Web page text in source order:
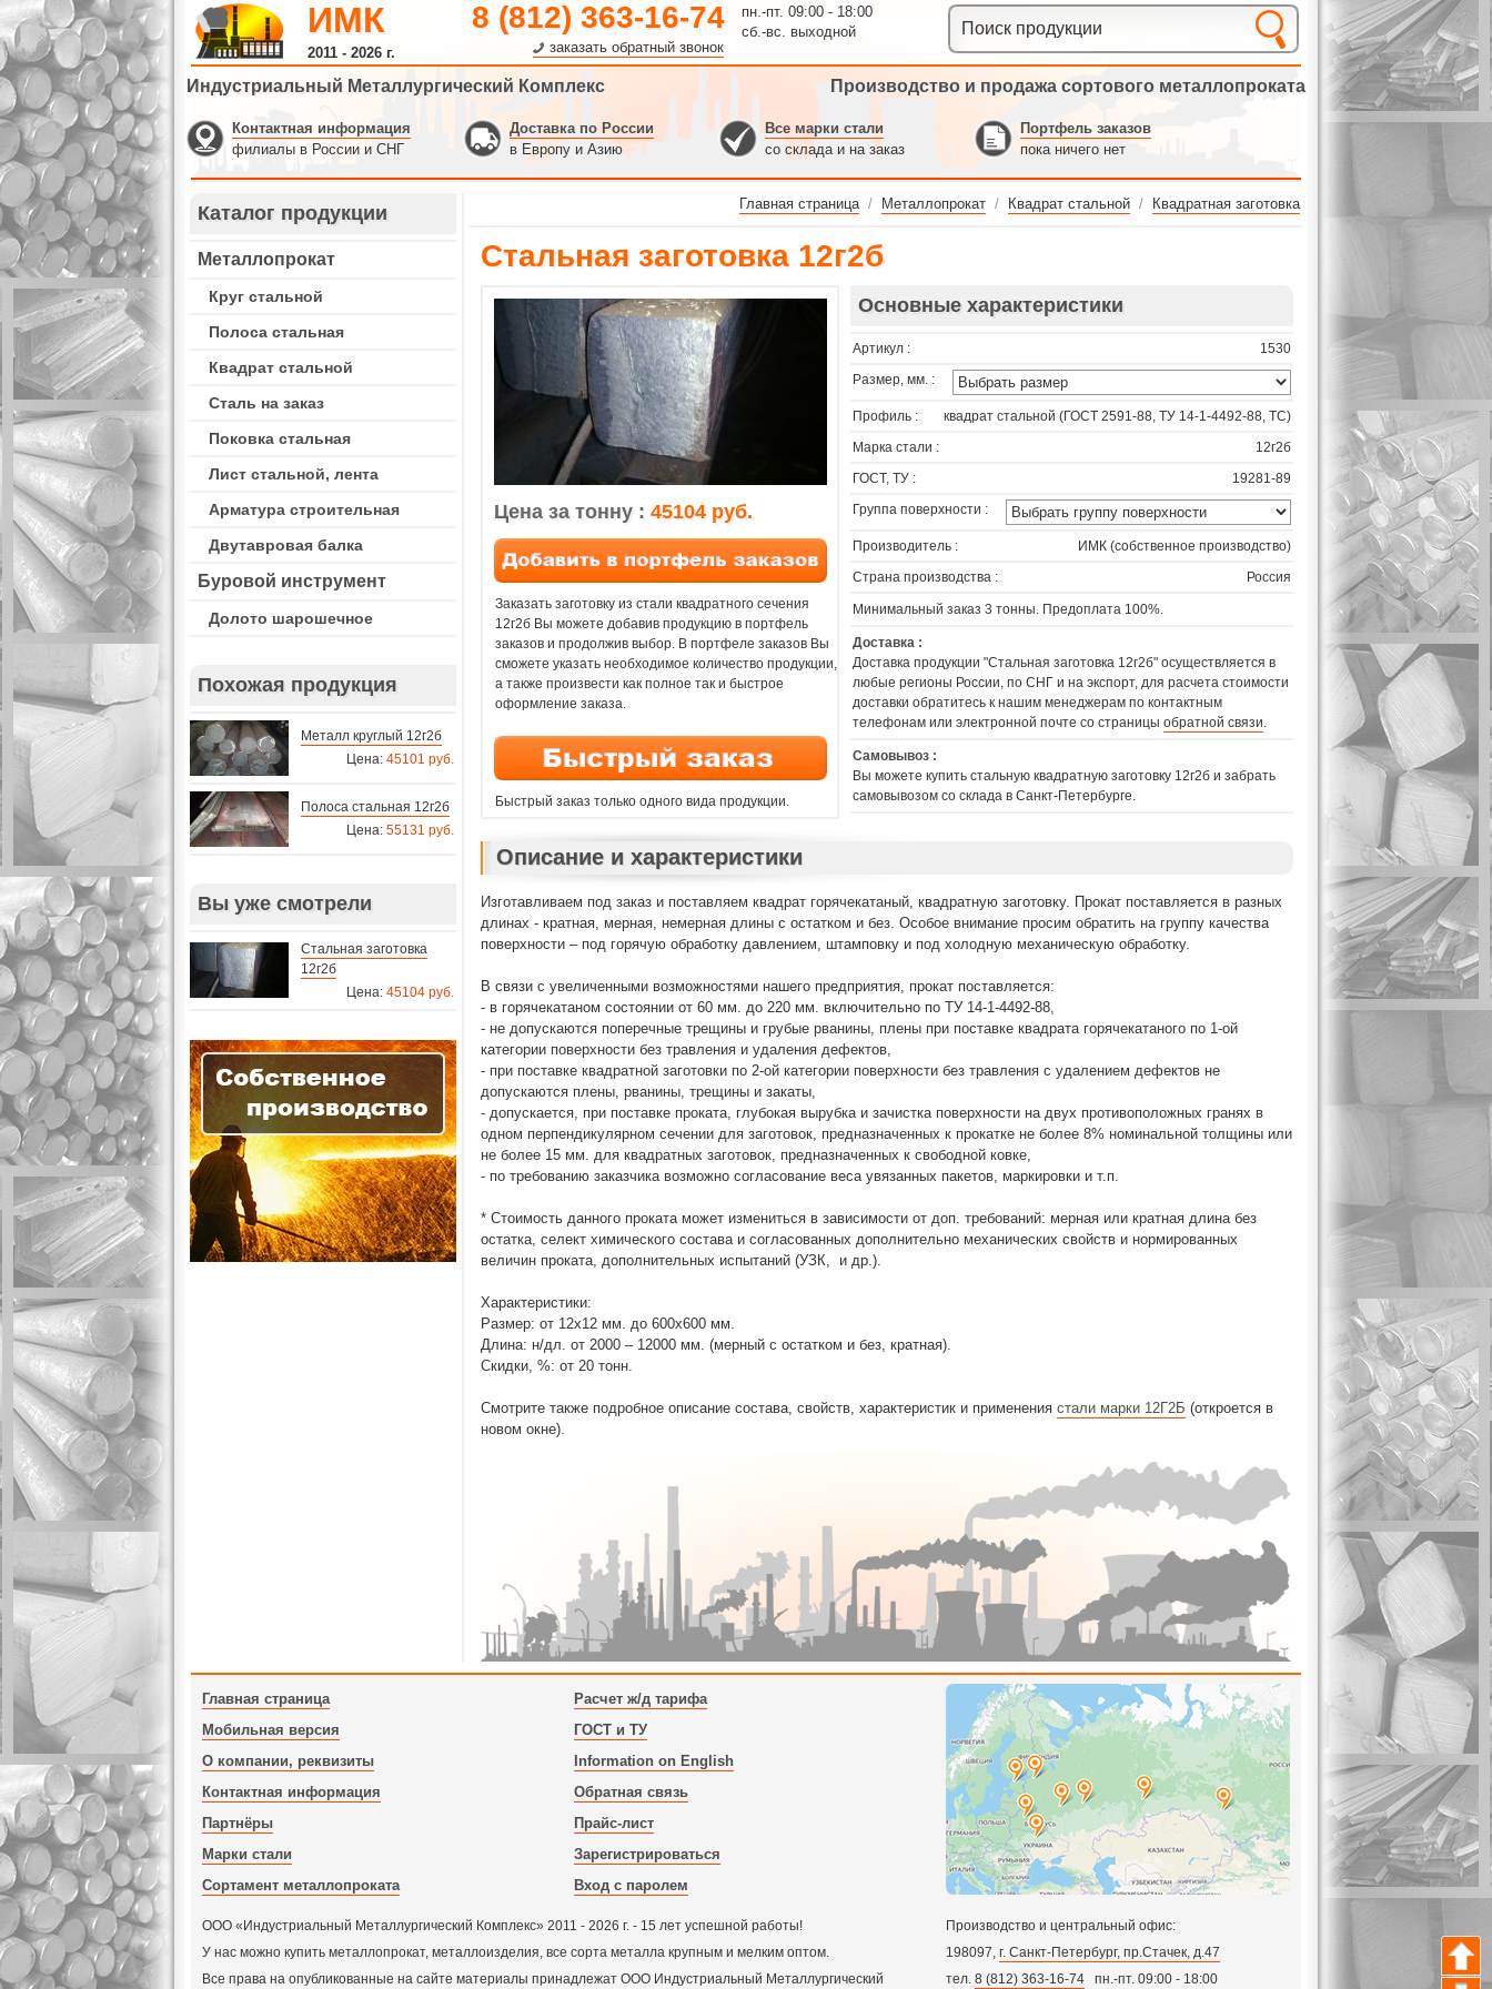
ИМК
2011 - 2026 г.
8 (812) 363-16-74
заказать обратный звонок
пн.-пт. 09:00 - 18:00
сб.-вс. выходной
Индустриальный Металлургический Комплекс Производство и продажа сортового металлопроката
Контактная информация
филиалы в России и СНГ
Доставка по России
в Европу и Азию
Все марки стали
со склада и на заказ
Портфель заказов
пока ничего нет
Каталог продукции
Металлопрокат
Круг стальной
Полоса стальная
Квадрат стальной
Сталь на заказ
Поковка стальная
Лист стальной, лента
Арматура строительная
Двутавровая балка
Буровой инструмент
Долото шарошечное
Похожая продукция
Металл круглый 12г2б
Цена: 45101 руб.
Полоса стальная 12г2б
Цена: 55131 руб.
Вы уже смотрели
Стальная заготовка
12г2б
Цена: 45104 руб.
Главная страница / Металлопрокат / Квадрат стальной / Квадратная заготовка
Стальная заготовка 12г2б
Цена за тонну : 45104 руб.
Заказать заготовку из стали квадратного сечения
12г2б Вы можете добавив продукцию в портфель
заказов и продолжив выбор. В портфеле заказов Вы
сможете указать необходимое количество продукции,
а также произвести как полное так и быстрое
оформление заказа.
Быстрый заказ только одного вида продукции.
Основные характеристики
Артикул :
1530
Размер, мм. :
Профиль :
квадрат стальной (ГОСТ 2591-88, ТУ 14-1-4492-88, ТС)
Марка стали :
12г2б
ГОСТ, ТУ :
19281-89
Группа поверхности :
Производитель :
ИМК (собственное производство)
Страна производства :
Россия
Минимальный заказ 3 тонны. Предоплата 100%.
Доставка :
Доставка продукции "Стальная заготовка 12г2б" осуществляется в
любые регионы России, по СНГ и на экспорт, для расчета стоимости
доставки обратитесь к нашим менеджерам по контактным
телефонам или электронной почте со страницы обратной связи.
Самовывоз :
Вы можете купить стальную квадратную заготовку 12г2б и забрать
самовывозом со склада в Санкт-Петербурге.
Описание и характеристики
Изготавливаем под заказ и поставляем квадрат горячекатаный, квадратную заготовку. Прокат поставляется в разных
длинах - кратная, мерная, немерная длины с остатком и без. Особое внимание просим обратить на группу качества
поверхности – под горячую обработку давлением, штамповку и под холодную механическую обработку.
В связи с увеличенными возможностями нашего предприятия, прокат поставляется:
- в горячекатаном состоянии от 60 мм. до 220 мм. включительно по ТУ 14-1-4492-88,
- не допускаются поперечные трещины и грубые рванины, плены при поставке квадрата горячекатаного по 1-ой
категории поверхности без травления и удаления дефектов,
- при поставке квадратной заготовки по 2-ой категории поверхности без травления с удалением дефектов не
допускаются плены, рванины, трещины и закаты,
- допускается, при поставке проката, глубокая вырубка и зачистка поверхности на двух противоположных гранях в
одном перпендикулярном сечении для заготовок, предназначенных к прокатке не более 8% номинальной толщины или
не более 15 мм. для квадратных заготовок, предназначенных к свободной ковке,
- по требованию заказчика возможно согласование веса увязанных пакетов, маркировки и т.п.
* Стоимость данного проката может измениться в зависимости от доп. требований: мерная или кратная длина без
остатка, селект химического состава и согласованных дополнительно механических свойств и нормированных
величин проката, дополнительных испытаний (УЗК, и др.).
Характеристики:
Размер: от 12х12 мм. до 600х600 мм.
Длина: н/дл. от 2000 – 12000 мм. (мерный с остатком и без, кратная).
Скидки, %: от 20 тонн.
Смотрите также подробное описание состава, свойств, характеристик и применения стали марки 12Г2Б (откроется в
новом окне).
Главная страница
Мобильная версия
О компании, реквизиты
Контактная информация
Партнёры
Марки стали
Сортамент металлопроката
Расчет ж/д тарифа
ГОСТ и ТУ
Information on English
Обратная связь
Прайс-лист
Зарегистрироваться
Вход с паролем
ООО «Индустриальный Металлургический Комплекс» 2011 - 2026 г. - 15 лет успешной работы!
У нас можно купить металлопрокат, металлоизделия, все сорта металла крупным и мелким оптом.
Все права на опубликованные на сайте материалы принадлежат ООО Индустриальный Металлургический
Производство и центральный офис:
198097, г. Санкт-Петербург, пр.Стачек, д.47
тел. 8 (812) 363-16-74 пн.-пт. 09:00 - 18:00